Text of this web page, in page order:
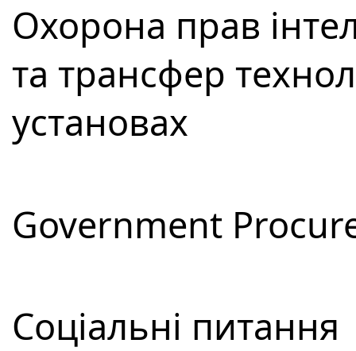
Охорона прав
та трансфер
установах
Government
Соціальні питання